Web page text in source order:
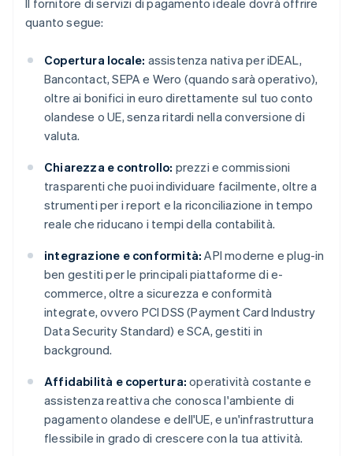
Il fornitore di servizi di pagamento ideale dovrà offrire
quanto segue:
Copertura locale: assistenza nativa per iDEAL,
Bancontact, SEPA e Wero (quando sarà operativo),
oltre ai bonifici in euro direttamente sul tuo conto
olandese o UE, senza ritardi nella conversione di
valuta.
Chiarezza e controllo: prezzi e commissioni
trasparenti che puoi individuare facilmente, oltre a
strumenti per i report e la riconciliazione in tempo
reale che riducano i tempi della contabilità.
integrazione e conformità: API moderne e plug-in
ben gestiti per le principali piattaforme di e-
commerce, oltre a sicurezza e conformità
integrate, ovvero PCI DSS (Payment Card Industry
Data Security Standard) e SCA, gestiti in
background.
Affidabilità e copertura: operatività costante e
assistenza reattiva che conosca l'ambiente di
pagamento olandese e dell'UE, e un'infrastruttura
flessibile in grado di crescere con la tua attività.